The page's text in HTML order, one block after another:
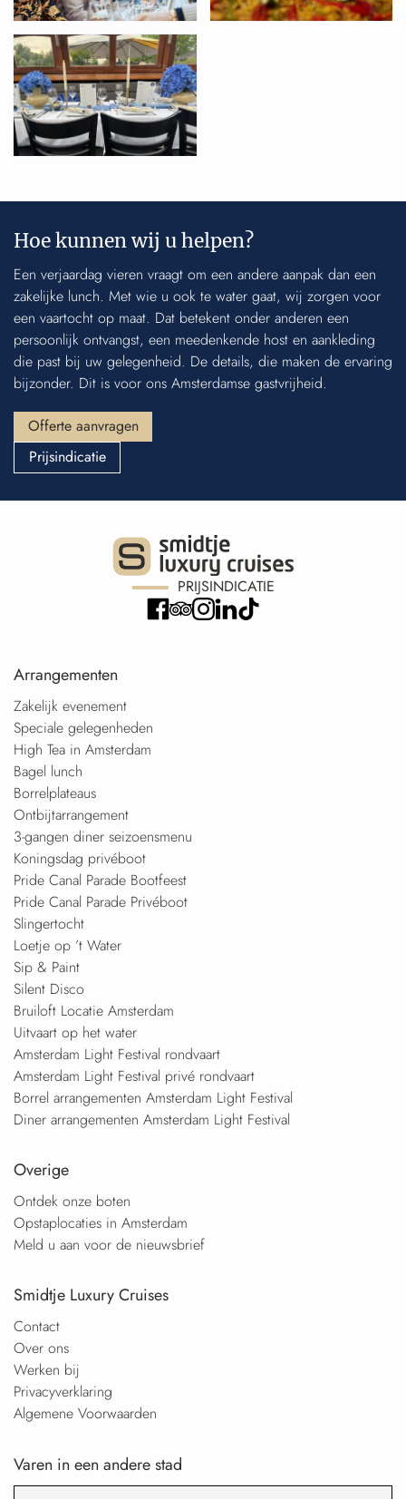
Hoe kunnen wij u helpen?
Een verjaardag vieren vraagt om een andere aanpak dan een
zakelijke lunch. Met wie u ook te water gaat, wij zorgen voor
een vaartocht op maat. Dat betekent onder anderen een
persoonlijk ontvangst, een meedenkende host en aankleding
die past bij uw gelegenheid. De details, die maken de ervaring
bijzonder. Dit is voor ons Amsterdamse gastvrijheid.
Offerte aanvragen
Prijsindicatie
PRIJSINDICATIE
Arrangementen
Zakelijk evenement
Speciale gelegenheden
High Tea in Amsterdam
Bagel lunch
Borrelplateaus
Ontbijtarrangement
3-gangen diner seizoensmenu
Koningsdag privéboot
Pride Canal Parade Bootfeest
Pride Canal Parade Privéboot
Slingertocht
Loetje op ’t Water
Sip & Paint
Silent Disco
Bruiloft Locatie Amsterdam
Uitvaart op het water
Amsterdam Light Festival rondvaart
Amsterdam Light Festival privé rondvaart
Borrel arrangementen Amsterdam Light Festival
Diner arrangementen Amsterdam Light Festival
Overige
Ontdek onze boten
Opstaplocaties in Amsterdam
Meld u aan voor de nieuwsbrief
Smidtje Luxury Cruises
Contact
Over ons
Werken bij
Privacyverklaring
Algemene Voorwaarden
Varen in een andere stad